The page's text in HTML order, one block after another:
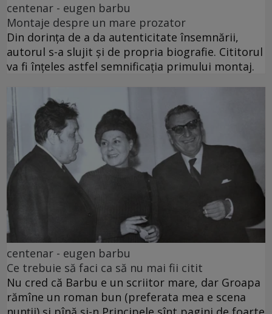
centenar - eugen barbu
Montaje despre un mare prozator
Din dorința de a da autenticitate însemnării,
autorul s-a slujit și de propria biografie. Cititorul
va fi înțeles astfel semnificația primului montaj.
centenar - eugen barbu
Ce trebuie să faci ca să nu mai fii citit
Nu cred că Barbu e un scriitor mare, dar Groapa
rămîne un roman bun (preferata mea e scena